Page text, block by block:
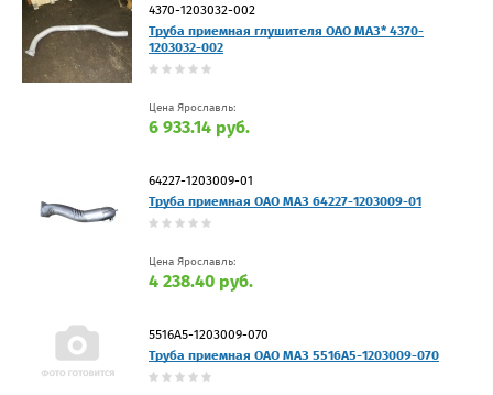
4370-1203032-002
Труба приемная глушителя ОАО МАЗ* 4370-
1203032-002
Цена Ярославль:
6 933.14 руб.
64227-1203009-01
Труба приемная ОАО МАЗ 64227-1203009-01
Цена Ярославль:
4 238.40 руб.
5516А5-1203009-070
Труба приемная ОАО МАЗ 5516А5-1203009-070